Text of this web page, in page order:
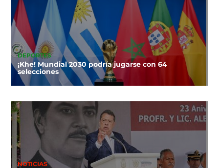
DEPORTES
¡Khe! Mundial 2030 podría jugarse con 64
selecciones
NOTICIAS